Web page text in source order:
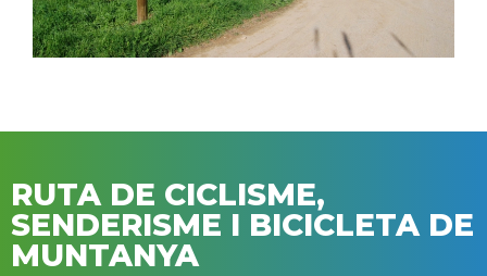
RUTA DE CICLISME,
SENDERISME I BICICLETA DE
MUNTANYA